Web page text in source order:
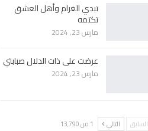
تبدي الغرام وأهل العشق
تكتمه
مارس 23, 2024
عرضت على ذات الدلال صبابتي
مارس 23, 2024
السابق التالي 1 من 13٬790